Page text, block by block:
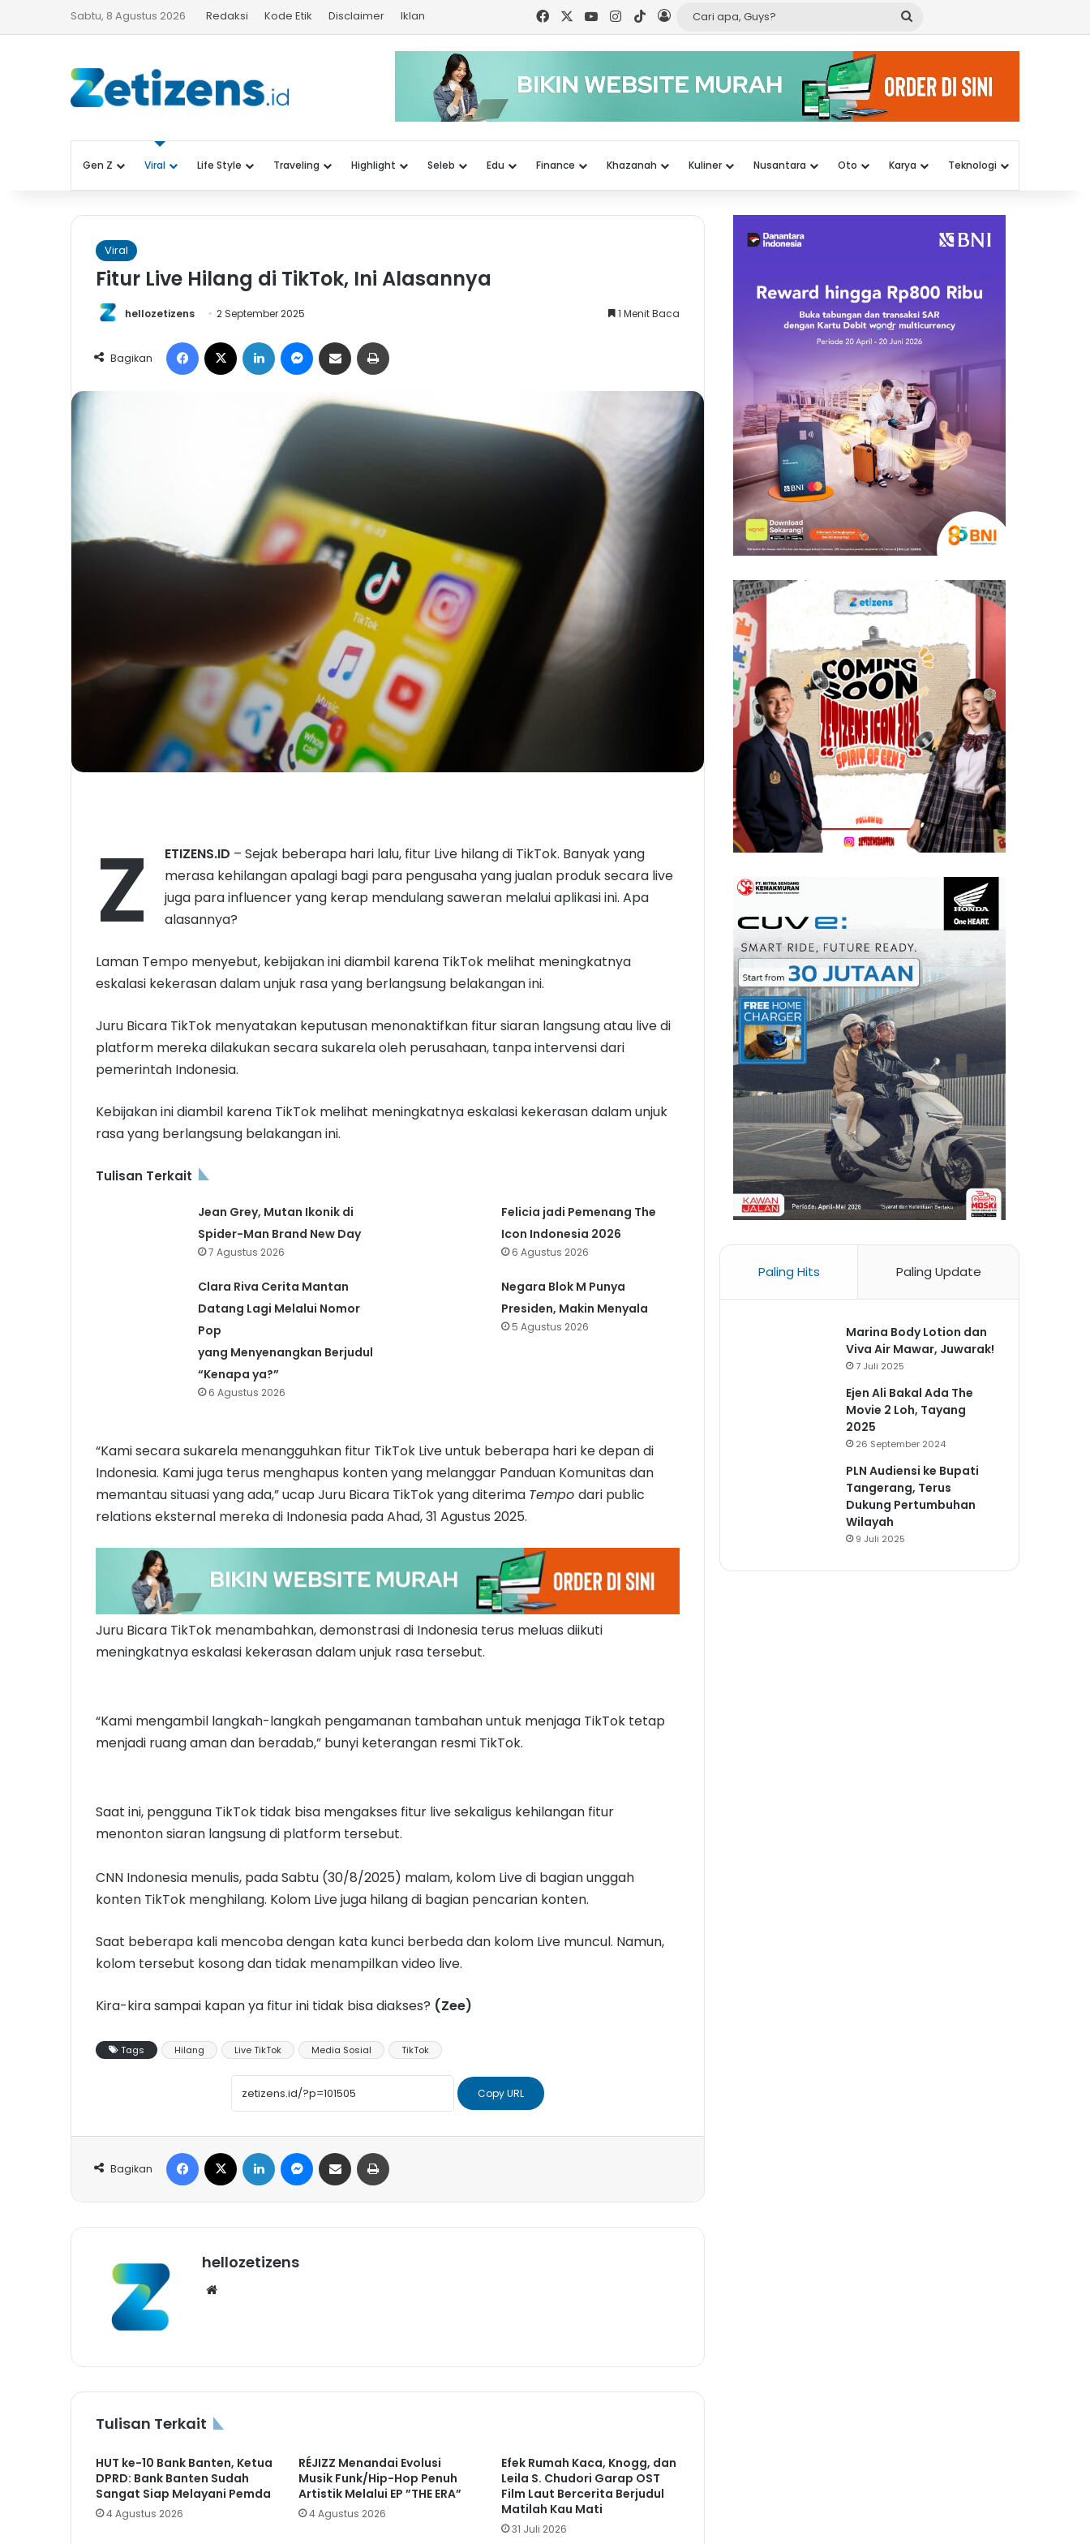
Sabtu, 8 Agustus 2026 Redaksi Kode Etik Disclaimer Iklan FacebookYouTubeInstagram
TikTokLog In
Cari
Guys?
Gen Z Viral Life Style Traveling Highlight Seleb Edu Finance Khazanah Kuliner Nusantara Oto Karya Teknologi
Viral
Fitur Live Hilang di TikTok, Ini Alasannya
hellozetizens 2 September 2025 1 Menit Baca
Bagikan
Facebook LinkedIn Messenger
Share via Email
Z ETIZENS.ID – Sejak beberapa hari lalu, fitur Live hilang di TikTok. Banyak yang
merasa kehilangan apalagi bagi para pengusaha yang jualan produk secara live
juga para influencer yang kerap mendulang saweran melalui aplikasi ini. Apa
alasannya?
Laman Tempo menyebut, kebijakan ini diambil karena TikTok melihat meningkatnya
eskalasi kekerasan dalam unjuk rasa yang berlangsung belakangan ini.
Juru Bicara TikTok menyatakan keputusan menonaktifkan fitur siaran langsung atau live di
platform mereka dilakukan secara sukarela oleh perusahaan, tanpa intervensi dari
pemerintah Indonesia.
Kebijakan ini diambil karena TikTok melihat meningkatnya eskalasi kekerasan dalam unjuk
rasa yang berlangsung belakangan ini.
Tulisan Terkait
Jean Grey, Mutan Ikonik di
Spider-Man Brand New Day
7 Agustus 2026
Felicia jadi Pemenang The
Icon Indonesia 2026
6 Agustus 2026
Clara Riva Cerita Mantan
Datang Lagi Melalui Nomor
Pop
yang Menyenangkan Berjudul
“Kenapa ya?”
6 Agustus 2026
Negara Blok M Punya
Presiden, Makin Menyala
5 Agustus 2026
“Kami secara sukarela menangguhkan fitur TikTok Live untuk beberapa hari ke depan di
Indonesia. Kami juga terus menghapus konten yang melanggar Panduan Komunitas dan
memantau situasi yang ada,” ucap Juru Bicara TikTok yang diterima Tempo dari public
relations eksternal mereka di Indonesia pada Ahad, 31 Agustus 2025.
Juru Bicara TikTok menambahkan, demonstrasi di Indonesia terus meluas diikuti
meningkatnya eskalasi kekerasan dalam unjuk rasa tersebut.
“Kami mengambil langkah-langkah pengamanan tambahan untuk menjaga TikTok tetap
menjadi ruang aman dan beradab,” bunyi keterangan resmi TikTok.
Saat ini, pengguna TikTok tidak bisa mengakses fitur live sekaligus kehilangan fitur
menonton siaran langsung di platform tersebut.
CNN Indonesia menulis, pada Sabtu (30/8/2025) malam, kolom Live di bagian unggah
konten TikTok menghilang. Kolom Live juga hilang di bagian pencarian konten.
Saat beberapa kali mencoba dengan kata kunci berbeda dan kolom Live muncul. Namun,
kolom tersebut kosong dan tidak menampilkan video live.
Kira-kira sampai kapan ya fitur ini tidak bisa diakses? (Zee)
Tags Hilang Live TikTok Media Sosial TikTok
Copy URL
Bagikan
Facebook LinkedIn Messenger
Share via Email
hellozetizens
Tulisan Terkait
HUT ke-10 Bank Banten, Ketua
DPRD: Bank Banten Sudah
Sangat Siap Melayani Pemda
4 Agustus 2026
RÉJIZZ Menandai Evolusi
Musik Funk/Hip-Hop Penuh
Artistik Melalui EP ”THE ERA”
4 Agustus 2026
Efek Rumah Kaca, Knogg, dan
Leila S. Chudori Garap OST
Film Laut Bercerita Berjudul
Matilah Kau Mati
31 Juli 2026
Paling Hits Paling Update
Marina Body Lotion dan
Viva Air Mawar, Juwarak!
7 Juli 2025
Ejen Ali Bakal Ada The
Movie 2 Loh, Tayang
2025
26 September 2024
PLN Audiensi ke Bupati
Tangerang, Terus
Dukung Pertumbuhan
Wilayah
9 Juli 2025